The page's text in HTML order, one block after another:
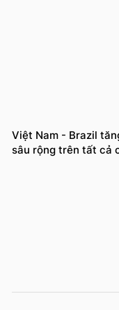
Việt Nam - Brazil
sâu rộng trên tất cả